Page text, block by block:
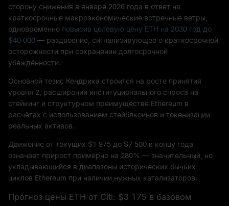
сторону снижения в январе 2026 года в ответ на
краткосрочные макроэкономические встречные ветры,
одновременно повысив целевую цену ETH на 2030 год до
$40 000 — раздвоение, сигнализирующее о краткосрочной
осторожности при сохранении долгосрочной
убеждённости.
Основной тезис Кендрика строится на росте принятия
уровня 2, расширении институционального спроса на
стейкинг и структурном преимуществе Ethereum в
расчётах с использованием стейблкоинов и токенизации
реальных активов.
Движение от текущих $1 975 до $7 500 к концу года
означает прирост примерно на 280% — значительный, но
укладывающийся в диапазоны исторических бычьих
циклов Ethereum при наличии нужных катализаторов.
Прогноз цены ETH от Citi: $3 175 в базовом